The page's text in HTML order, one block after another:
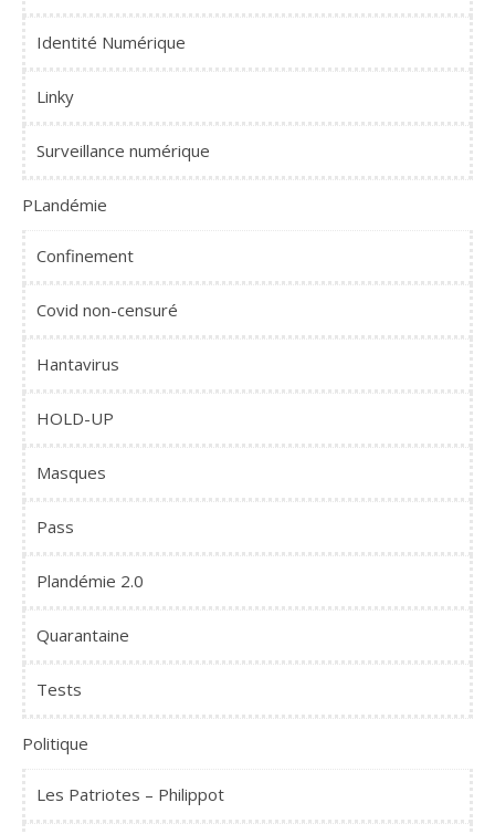
Identité Numérique
Linky
Surveillance numérique
PLandémie
Confinement
Covid non-censuré
Hantavirus
HOLD-UP
Masques
Pass
Plandémie 2.0
Quarantaine
Tests
Politique
Les Patriotes – Philippot